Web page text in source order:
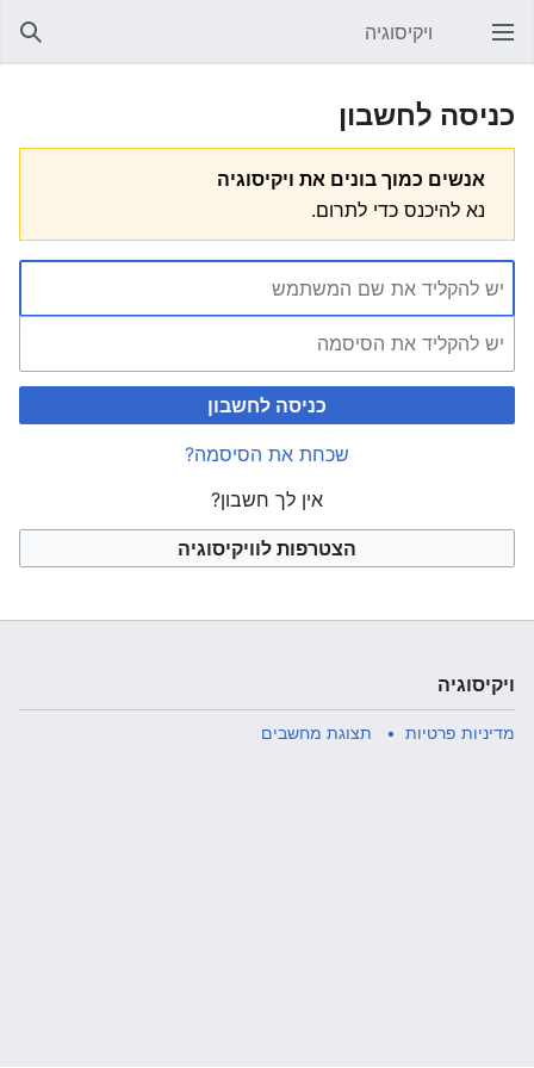
פתיחת התפריט הראשי ויקיסוגיה
כניסה לחשבון
אנשים כמוך בונים את ויקיסוגיה
נא להיכנס כדי לתרום.
כניסה לחשבון
שכחת את הסיסמה?
אין לך חשבון?
הצטרפות לוויקיסוגיה
ויקיסוגיה
מדיניות פרטיות תצוגת מחשבים